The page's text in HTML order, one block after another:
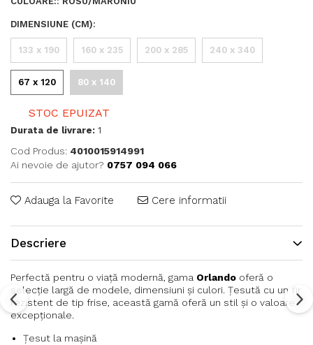
DIMENSIUNE (CM):
133 x 190 160 x 235 200 x 285 240 x 340
67 x 120 80 x 140
STOC EPUIZAT
Durata de livrare: 1
Cod Produs: 4010015914991
Ai nevoie de ajutor? 0757 094 066
Adauga la Favorite Cere informatii
Descriere
Perfectă pentru o viață modernă, gama Orlando oferă o
selecție largă de modele, dimensiuni și culori. Țesută cu un fir
rezistent de tip frise, această gamă oferă un stil și o valoare
excepționale.
Țesut la mașină